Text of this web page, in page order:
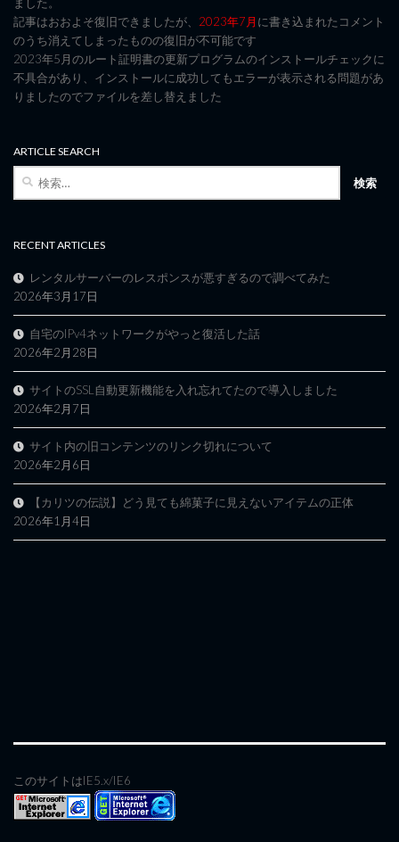
ました。
記事はおおよそ復旧できましたが、 2023年7月に書き込まれたコメント
のうち消えてしまったものの復旧が不可能です
2023年5月のルート証明書の更新プログラムのインストールチェックに
不具合があり、インストールに成功してもエラーが表示される問題があ
りましたのでファイルを差し替えました
ARTICLE SEARCH
検
RECENT ARTICLES
レンタルサーバーのレスポンスが悪すぎるので調べてみた
2026年3月17日
自宅のIPv4ネットワークがやっと復活した話
2026年2月28日
サイトのSSL自動更新機能を入れ忘れてたので導入しました
2026年2月7日
サイト内の旧コンテンツのリンク切れについて
2026年2月6日
【カリツの伝説】どう見ても綿菓子に見えないアイテムの正体
2026年1月4日
このサイトはIE5.x/IE6